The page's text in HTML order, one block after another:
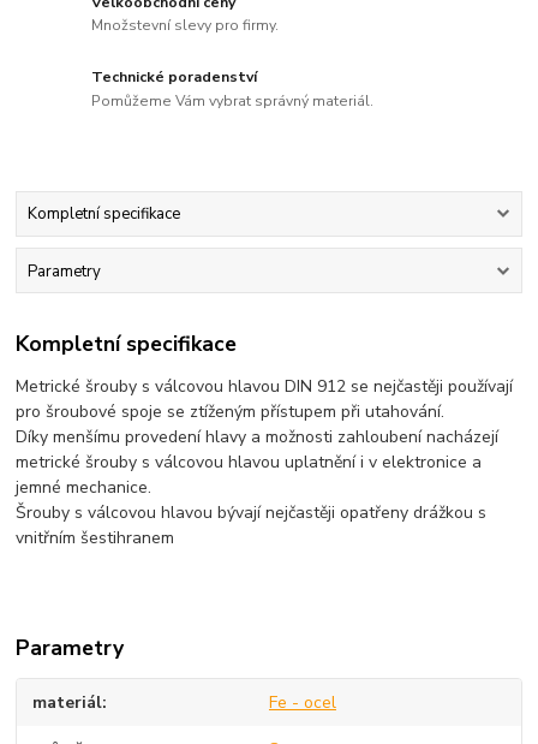
Množstevní slevy pro firmy.
Technické poradenství
Pomůžeme Vám vybrat správný materiál.
Kompletní specifikace
Parametry
Kompletní specifikace
Metrické šrouby s válcovou hlavou DIN 912 se nejčastěji používají
pro šroubové spoje se ztíženým přístupem při utahování.
Díky menšímu provedení hlavy a možnosti zahloubení nacházejí
metrické šrouby s válcovou hlavou uplatnění i v elektronice a
jemné mechanice.
Šrouby s válcovou hlavou bývají nejčastěji opatřeny drážkou s
vnitřním šestihranem
Parametry
materiál Fe - ocel